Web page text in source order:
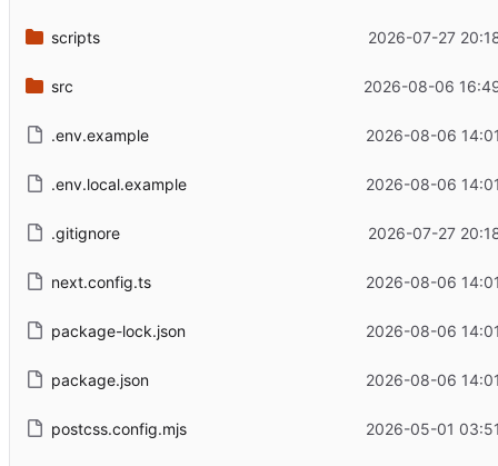
scripts 2026-07-27
src 2026-08-06
.env.example 2026-08-06
.env.local.example 2026-08-06
.gitignore 2026-07-27
next.config.ts 2026-08-06
package-lock.json 2026-08-06
package.json 2026-08-06
postcss.config.mjs 2026-05-01